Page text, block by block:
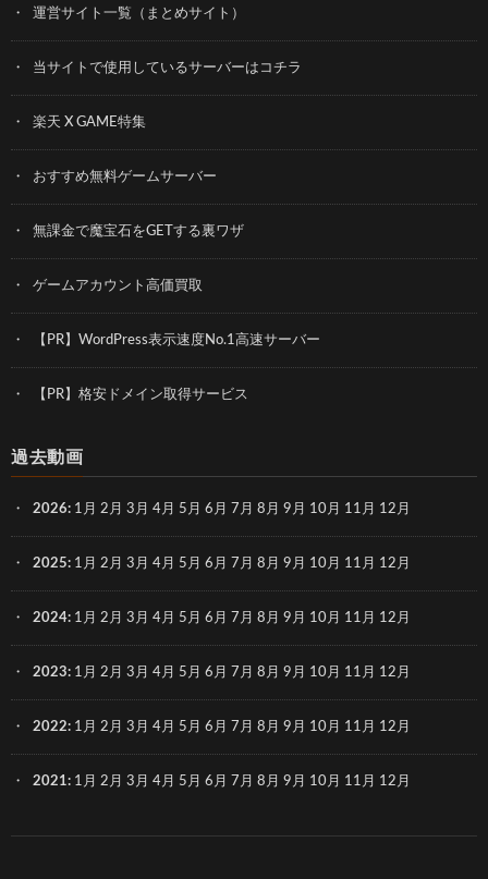
運営サイト一覧（まとめサイト）
当サイトで使用しているサーバーはコチラ
楽天 X GAME特集
おすすめ無料ゲームサーバー
無課金で魔宝石をGETする裏ワザ
ゲームアカウント高価買取
【PR】WordPress表示速度No.1高速サーバー
【PR】格安ドメイン取得サービス
過去動画
2026: 1月 2月 3月 4月 5月 6月 7月 8月 9月 10月 11月 12月
2025: 1月 2月 3月 4月 5月 6月 7月 8月 9月 10月 11月 12月
2024: 1月 2月 3月 4月 5月 6月 7月 8月 9月 10月 11月 12月
2023: 1月 2月 3月 4月 5月 6月 7月 8月 9月 10月 11月 12月
2022: 1月 2月 3月 4月 5月 6月 7月 8月 9月 10月 11月 12月
2021: 1月 2月 3月 4月 5月 6月 7月 8月 9月 10月 11月 12月